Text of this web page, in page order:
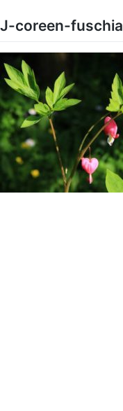
content
J-coreen-fuschia